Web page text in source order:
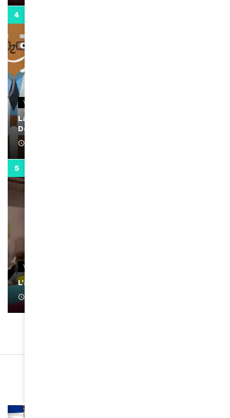
VIDEOS
La rubrique santé speciale coronavirus du
Docteur Makanda
VIDEOS
L’artiste Yoan s’exprime